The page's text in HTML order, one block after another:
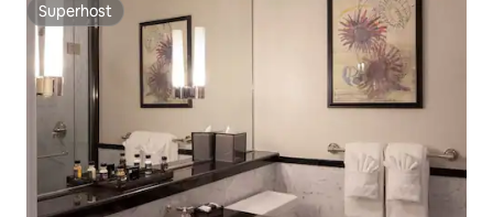
Superhost
Superhost